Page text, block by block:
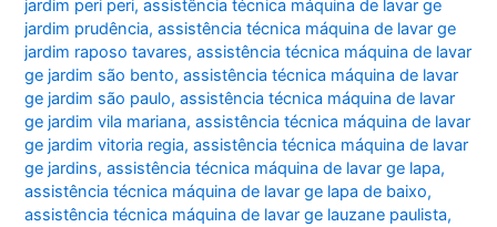
jardim peri peri,assistência técnica máquina de lavar ge
jardim prudência,assistência técnica máquina de lavar ge
jardim raposo tavares,assistência técnica máquina de lavar
ge jardim são bento,assistência técnica máquina de lavar
ge jardim são paulo,assistência técnica máquina de lavar
ge jardim vila mariana,assistência técnica máquina de lavar
ge jardim vitoria regia,assistência técnica máquina de lavar
ge jardins,assistência técnica máquina de lavar ge lapa,
assistência técnica máquina de lavar ge lapa de baixo,
assistência técnica máquina de lavar ge lauzane paulista,